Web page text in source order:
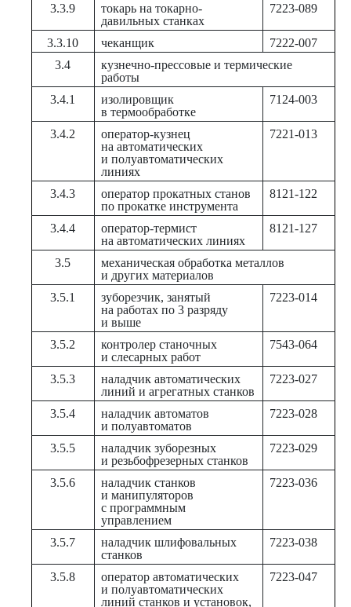
3.3.9
токарь на токарно-
давильных станках
7223-089
3.3.10 чеканщик
7222-007
3.4
кузнечно-прессовые и термические
работы
3.4.1
изолировщик
в термообработке
7124-003
3.4.2
оператор-кузнец
на автоматических
и полуавтоматических
линиях
7221-013
3.4.3
оператор прокатных станов
по прокатке инструмента
8121-122
3.4.4
оператор-термист
на автоматических линиях
8121-127
3.5
механическая обработка металлов
и других материалов
3.5.1
зуборезчик, занятый
на работах по 3 разряду
и выше
7223-014
3.5.2
контролер станочных
и слесарных работ
7543-064
3.5.3
наладчик автоматических
линий и агрегатных станков
7223-027
3.5.4
наладчик автоматов
и полуавтоматов
7223-028
3.5.5
наладчик зуборезных
и резьбофрезерных станков
7223-029
3.5.6
наладчик станков
и манипуляторов
с программным
управлением
7223-036
3.5.7
наладчик шлифовальных
станков
7223-038
3.5.8
оператор автоматических
и полуавтоматических
линий станков и установок,
7223-047